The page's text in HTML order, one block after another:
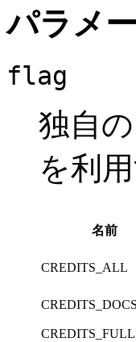
パラメ
flag
独自
を利
名前
CREDITS_ALL
CREDITS_DOCS